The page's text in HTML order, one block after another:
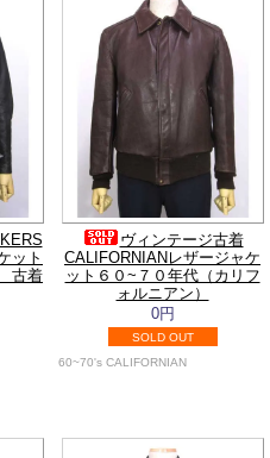
ット
古着
ヴィンテージ古着
CALIFORNIANレザージャケ
ット６０~７０年代（カリフ
ォルニアン）
0円
SOLD OUT
60~70's CALIFORNIAN